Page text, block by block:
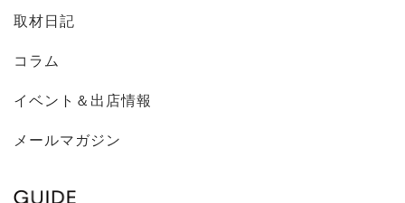
取材日記
コラム
イベント＆出店情報
メールマガジン